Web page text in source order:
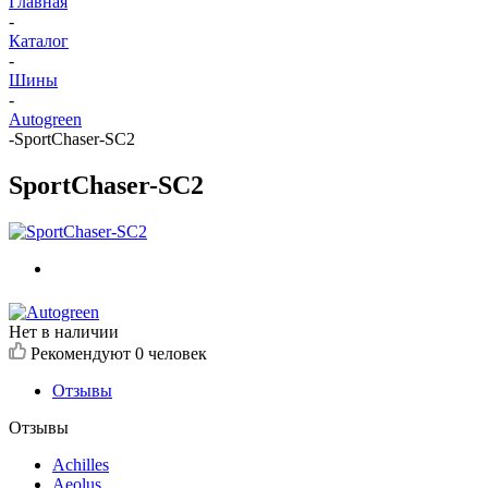
-
Каталог
-
Шины
-
Autogreen
-SportChaser-SC2
SportChaser-SC2
Нет в наличии
Рекомендуют 0 человек
Отзывы
Отзывы
Achilles
Aeolus